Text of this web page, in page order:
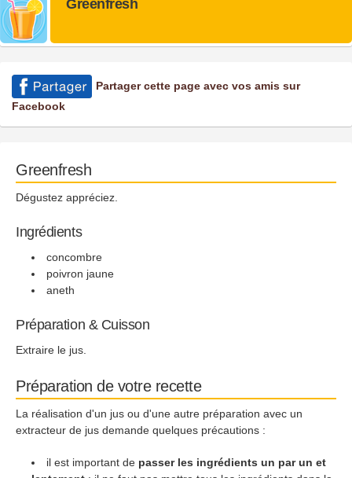
Greenfresh
Partager cette page avec vos amis sur
Facebook
Greenfresh
Dégustez appréciez.
Ingrédients
concombre
poivron jaune
aneth
Préparation & Cuisson
Extraire le jus.
Préparation de votre recette
La réalisation d'un jus ou d'une autre préparation avec un
extracteur de jus demande quelques précautions :
il est important de passer les ingrédients un par un et